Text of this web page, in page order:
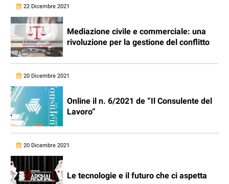
22 Dicembre 2021
Mediazione civile e commerciale: una
rivoluzione per la gestione del conflitto
20 Dicembre 2021
Online il n. 6/2021 de “Il Consulente del
Lavoro”
20 Dicembre 2021
Le tecnologie e il futuro che ci aspetta